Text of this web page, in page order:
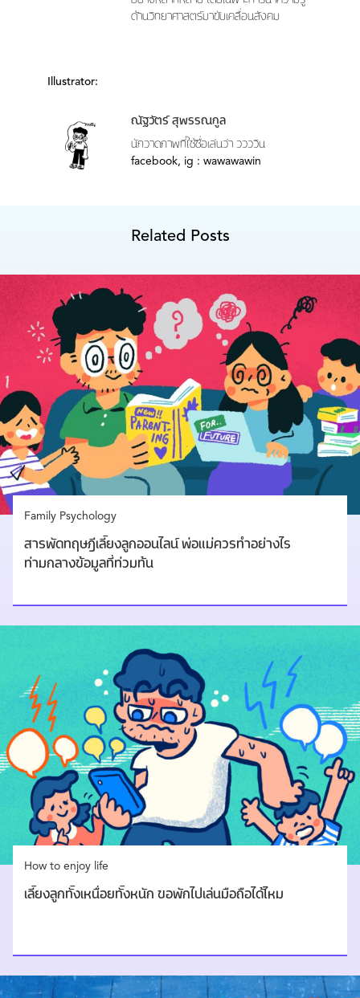
ด้านวิทยาศาสตร์มาขับเคลื่อนสังคม
Illustrator:
ณัฐวัตร์ สุพรรณกูล
นักวาดภาพที่ใช้ชื่อเล่นว่า ววววิน
facebook, ig : wawawawin
Related Posts
Family Psychology
สารพัดทฤษฎีเลี้ยงลูกออนไลน์ พ่อแม่ควรทำอย่างไร
ท่ามกลางข้อมูลที่ท่วมท้น
How to enjoy life
เลี้ยงลูกทั้งเหนื่อยทั้งหนัก ขอพักไปเล่นมือถือได้ไหม